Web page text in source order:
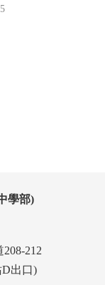
學部)
212
D出口)